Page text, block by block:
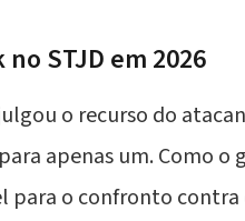
STJD em 2026
o recurso do
apenas um. Como
o confronto